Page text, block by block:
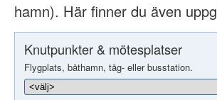
hamn). Här finner du även
Knutpunkter & mötesplatser
Flygplats, båthamn, tåg- eller busstation.